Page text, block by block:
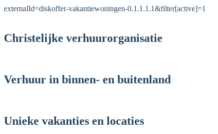
externalId=diskoffer-vakantiewoningen-0.1.1.1.1&filter[active]=1
Christelijke verhuurorganisatie
Verhuur in binnen- en buitenland
Unieke vakanties en locaties